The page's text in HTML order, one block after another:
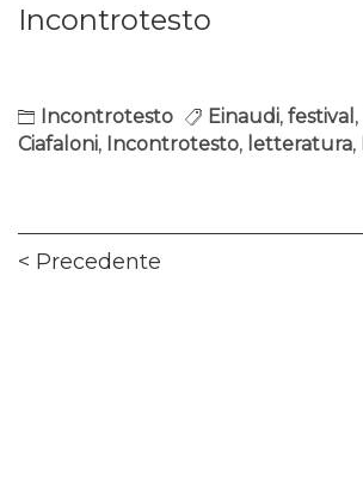
Incontrotesto
Incontrotesto Einaudi, festival ,
Ciafaloni, Incontrotesto, letteratura,
Navigazione
Precedente